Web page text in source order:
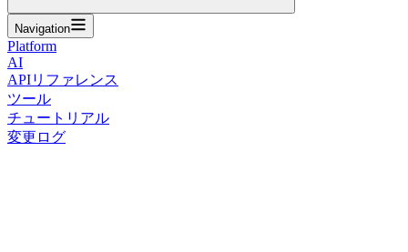
Navigation
Platform
AI
APIリファレンス
ツール
チュートリアル
変更ログ